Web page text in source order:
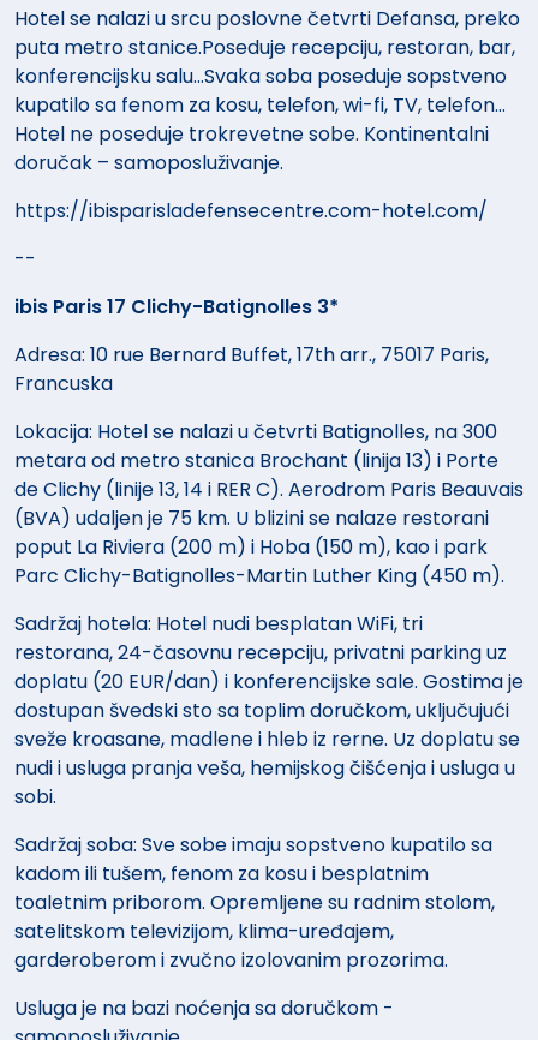
Hotel se nalazi u srcu poslovne četvrti Defansa, preko
puta metro stanice.Poseduje recepciju, restoran, bar,
konferencijsku salu...Svaka soba poseduje sopstveno
kupatilo sa fenom za kosu, telefon, wi-fi, TV, telefon...
Hotel ne poseduje trokrevetne sobe. Kontinentalni
doručak – samoposluživanje.
https://ibisparisladefensecentre.com-hotel.com/
--
ibis Paris 17 Clichy-Batignolles 3*
Adresa: 10 rue Bernard Buffet, 17th arr., 75017 Paris,
Francuska
Lokacija: Hotel se nalazi u četvrti Batignolles, na 300
metara od metro stanica Brochant (linija 13) i Porte
de Clichy (linije 13, 14 i RER C). Aerodrom Paris Beauvais
(BVA) udaljen je 75 km. U blizini se nalaze restorani
poput La Riviera (200 m) i Hoba (150 m), kao i park
Parc Clichy-Batignolles-Martin Luther King (450 m).
Sadržaj hotela: Hotel nudi besplatan WiFi, tri
restorana, 24-časovnu recepciju, privatni parking uz
doplatu (20 EUR/dan) i konferencijske sale. Gostima je
dostupan švedski sto sa toplim doručkom, uključujući
sveže kroasane, madlene i hleb iz rerne. Uz doplatu se
nudi i usluga pranja veša, hemijskog čišćenja i usluga u
sobi.
Sadržaj soba: Sve sobe imaju sopstveno kupatilo sa
kadom ili tušem, fenom za kosu i besplatnim
toaletnim priborom. Opremljene su radnim stolom,
satelitskom televizijom, klima-uređajem,
garderoberom i zvučno izolovanim prozorima.
Usluga je na bazi noćenja sa doručkom -